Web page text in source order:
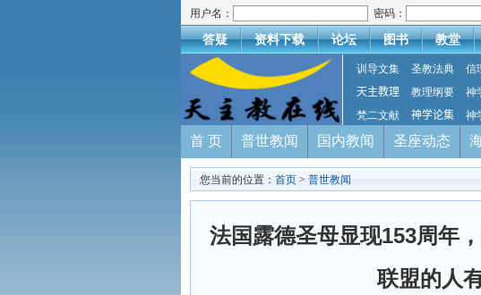
用户名： 密码：
答疑 资料下载 论坛 图书 教堂
训导文集 圣教法典 信
天主教理
教理纲要 神
梵二文献
神学论集 神
首 页 普世教闻 国内教闻 圣座动态
您当前的位置： 首页 > 普世教闻
法国露德圣母显现153周年
联盟的人